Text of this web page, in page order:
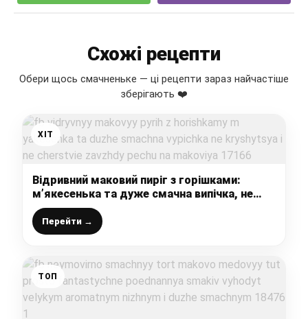
Схожі рецепти
Обери щось смачненьке — ці рецепти зараз найчастіше
зберігають ❤️
ХІТ
Відривний маковий пиріг з горішками:
м’якесенька та дуже смачна випічка, не
кришиться і не черствіє, завжди печу на
Маковія
Перейти →
ТОП